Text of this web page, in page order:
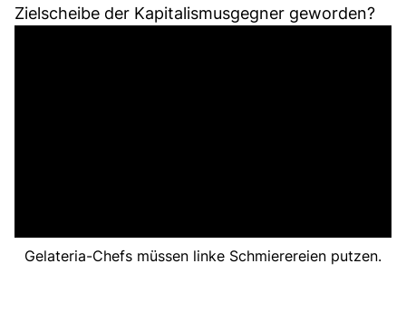
Zielscheibe der Kapitalismusgegner geworden?
Gelateria-Chefs müssen linke Schmierereien putzen.